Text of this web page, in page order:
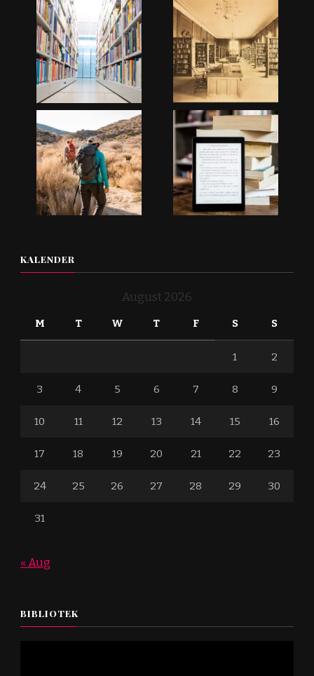
KALENDER
August 2026
M T W T F S S
1 2
3 4 5 6 7 8 9
10 11 12 13 14 15 16
17 18 19 20 21 22 23
24 25 26 27 28 29 30
31
« Aug
BIBLIOTEK